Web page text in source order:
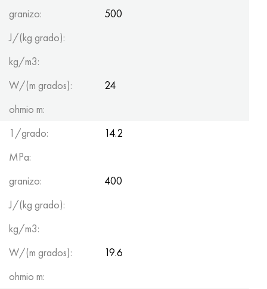
granizo:
500
J/(kg grado):
kg/m3:
W/(m grados):
24
ohmio m:
1/grado:
14.2
MPa:
granizo:
400
J/(kg grado):
kg/m3:
W/(m grados):
19.6
ohmio m: